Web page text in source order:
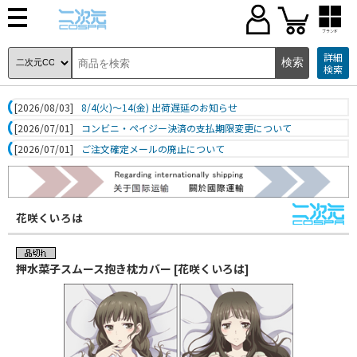
ブランド
詳細
検索
[2026/08/03]
8/4(火)～14(金) 出荷遅延のお知らせ
[2026/07/01]
コンビニ・ペイジー決済の支払期限変更について
[2026/07/01]
ご注文確定メールの廃止について
花咲くいろは
押水菜子スムース抱き枕カバー [花咲くいろは]